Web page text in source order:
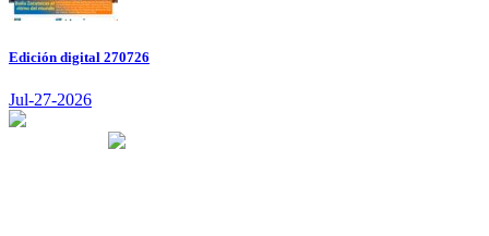
Edición digital 270726
Jul-27-2026